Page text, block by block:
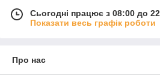
Сьогодні працює з 08:00 до
Показати весь графік роботи
Про нас